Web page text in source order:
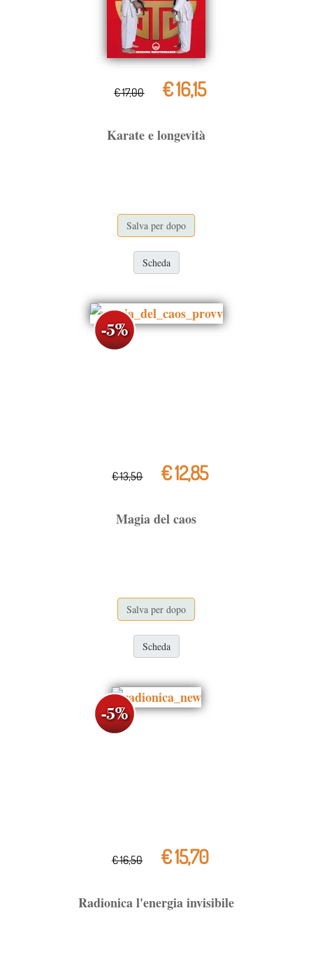
€ 17,00 € 16,15
Karate e longevità
Salva per dopo
Scheda
€ 13,50 € 12,85
Magia del caos
Salva per dopo
Scheda
€ 16,50 € 15,70
Radionica l'energia invisibile